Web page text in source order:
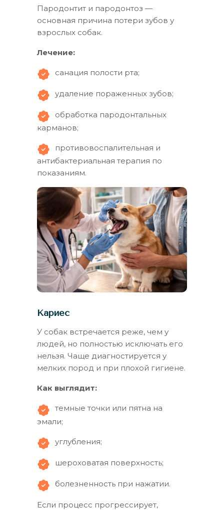
Пародонтит и пародонтоз —
основная причина потери зубов у
взрослых собак.
Лечение:
санация полости рта;
удаление пораженных зубов;
обработка пародонтальных
карманов;
противовоспалительная и
антибактериальная терапия по
показаниям.
Кариес
У собак встречается реже, чем у
людей, но полностью исключать его
нельзя. Чаще диагностируется у
мелких пород и при плохой гигиене.
Как выглядит:
темные точки или пятна на
эмали;
углубления;
шероховатая поверхность;
болезненность при нажатии.
Если процесс прогрессирует,